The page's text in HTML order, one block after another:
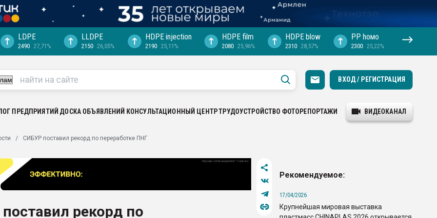
выходит на
рынке
LDPE
2490 27,71%
LLDPE
2150 26,05%
HDPE injection
2190 25,11%
HDPE film
2080 25,96%
HDPE blow
2310 28,57%
PP hомо
2300 25,22%
ВХОД / РЕГИСТРАЦИЯ
ПРЕДПРИЯТИЙ ДОСКА ОБЪЯВЛЕНИЙ КОНСУЛЬТАЦИОННЫЙ ЦЕНТРТРУДОУСТРОЙСТВО ФОТОРЕПОРТАЖИ ВИДЕОКАНАЛ
СИБУР поставил рекорд по переработке ПНГ
рекорд по
Рекомендуемое:
17/04/2026
Крупнейшая мировая выставка